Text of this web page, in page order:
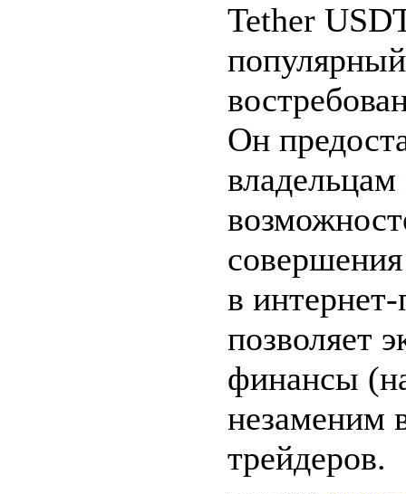
Tether
Он
владельцам
в
позволяет
финансы
незаменим
трейдеров.